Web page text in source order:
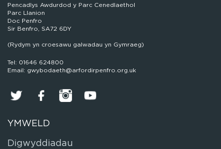
Pencadlys Awdurdod y Parc Cenedlaethol
Parc Llanion
Doc Penfro
Sir Benfro, SA72 6DY
(Rydym yn croesawu galwadau yn Gymraeg)
Tel: 01646 624800
Email: gwybodaeth@arfordirpenfro.org.uk
YMWELD
Digwyddiadau